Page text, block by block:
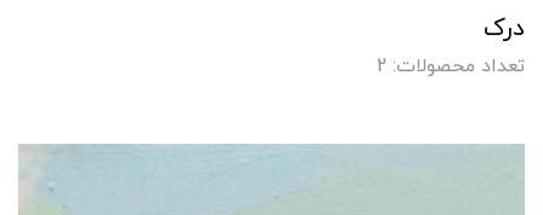
درک
تعداد محصولات: 2